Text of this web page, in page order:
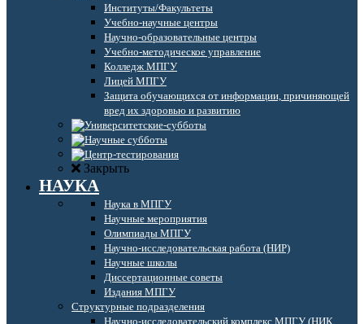
Институты/Факультеты
Учебно-научные центры
Научно-образовательные центры
Учебно-методическое управление
Колледж МПГУ
Лицей МПГУ
Защита обучающихся от информации, причиняющей
вред их здоровью и развитию
Закрыть
НАУКА
Наука в МПГУ
Научные мероприятия
Олимпиады МПГУ
Научно-исследовательская работа (НИР)
Научные школы
Диссертационные советы
Издания МПГУ
Структурные подразделения
Научно-исследовательский комплекс МПГУ (НИК